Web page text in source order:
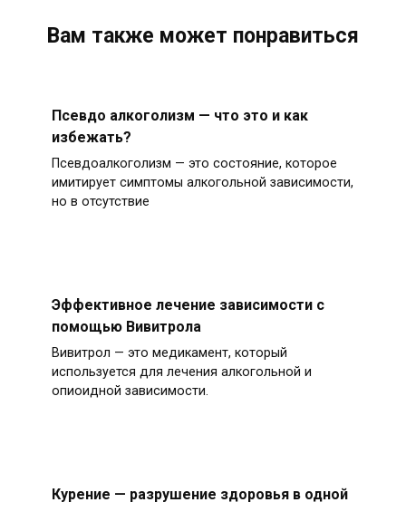
Вам также может понравиться
Псевдо алкоголизм — что это и как
избежать?
Псевдоалкоголизм — это состояние, которое
имитирует симптомы алкогольной зависимости,
но в отсутствие
Эффективное лечение зависимости с
помощью Вивитрола
Вивитрол — это медикамент, который
используется для лечения алкогольной и
опиоидной зависимости.
Курение — разрушение здоровья в одной